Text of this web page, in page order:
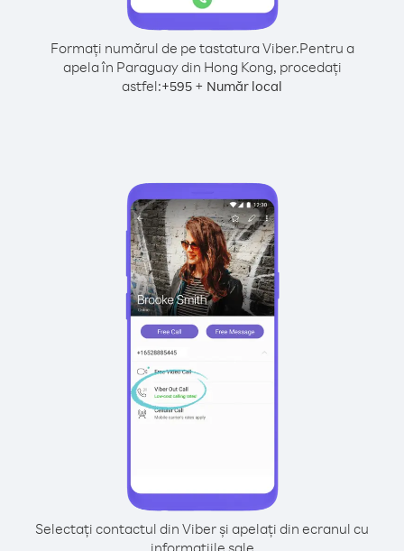
Formați numărul de pe tastatura Viber.Pentru a
apela în Paraguay din Hong Kong, procedați
astfel:+595 + Număr local
Selectați contactul din Viber și apelați din ecranul cu
informațiile sale